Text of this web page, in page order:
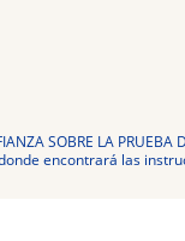
SOBRE LA PRUEBA
encontrará las